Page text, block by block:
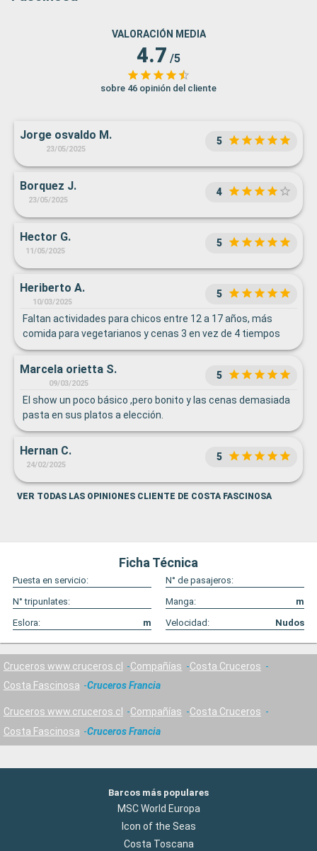
VALORACIÓN MEDIA
4.7 /5
sobre 46 opinión del cliente
Jorge osvaldo M.
23/05/2025
5
Borquez J.
23/05/2025
4
Hector G.
11/05/2025
5
Heriberto A.
10/03/2025
5
Faltan actividades para chicos entre 12 a 17 años, más
comida para vegetarianos y cenas 3 en vez de 4 tiempos
Marcela orietta S.
09/03/2025
5
El show un poco básico ,pero bonito y las cenas demasiada
pasta en sus platos a elección.
Hernan C.
24/02/2025
5
VER TODAS LAS OPINIONES CLIENTE DE COSTA FASCINOSA
Ficha Técnica
Puesta en servicio:
N° de pasajeros:
N° tripunlates:
Manga:
m
Eslora:
m Velocidad: Nudos
Cruceros www.cruceros.cl Compañías
Costa Cruceros
Costa Fascinosa
Cruceros Francia
Cruceros www.cruceros.cl Compañías
Costa Cruceros
Costa Fascinosa
Cruceros Francia
Barcos más populares
MSC World Europa
Icon of the Seas
Costa Toscana